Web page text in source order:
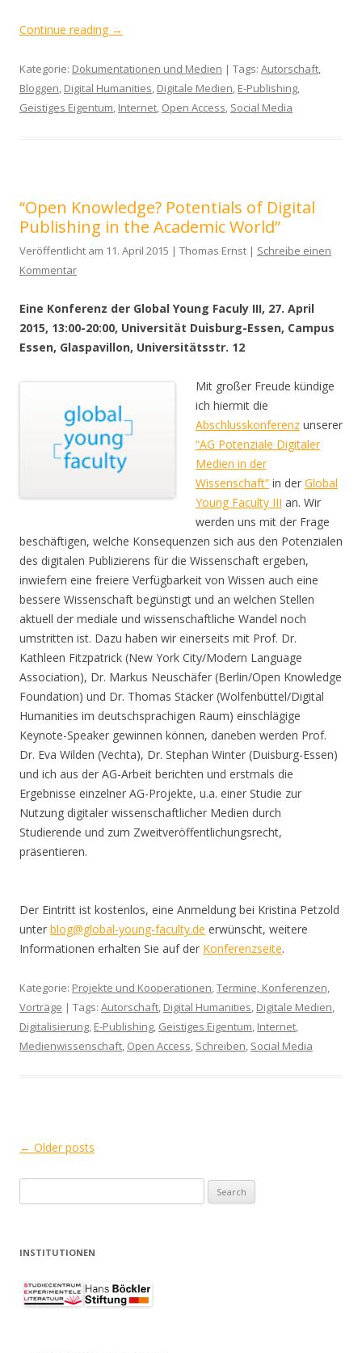
Continue reading →
Kategorie: Dokumentationen und Medien | Tags: Autorschaft,
Bloggen, Digital Humanities, Digitale Medien, E-Publishing,
Geistiges Eigentum, Internet, Open Access, Social Media
“Open Knowledge? Potentials of Digital
Publishing in the Academic World”
Veröffentlicht am 11. April 2015 | Thomas Ernst | Schreibe einen
Kommentar
Eine Konferenz der Global Young Faculy III, 27. April
2015, 13:00-20:00, Universität Duisburg-Essen, Campus
Essen, Glaspavillon, Universitätsstr. 12
Mit großer Freude kündige
ich hiermit die
Abschlusskonferenz unserer
“AG Potenziale Digitaler
Medien in der
Wissenschaft” in der Global
Young Faculty III an. Wir
werden uns mit der Frage
beschäftigen, welche Konsequenzen sich aus den Potenzialen
des digitalen Publizierens für die Wissenschaft ergeben,
inwiefern eine freiere Verfügbarkeit von Wissen auch eine
bessere Wissenschaft begünstigt und an welchen Stellen
aktuell der mediale und wissenschaftliche Wandel noch
umstritten ist. Dazu haben wir einerseits mit Prof. Dr.
Kathleen Fitzpatrick (New York City/Modern Language
Association), Dr. Markus Neuschäfer (Berlin/Open Knowledge
Foundation) und Dr. Thomas Stäcker (Wolfenbüttel/Digital
Humanities im deutschsprachigen Raum) einschlägige
Keynote-Speaker gewinnen können, daneben werden Prof.
Dr. Eva Wilden (Vechta), Dr. Stephan Winter (Duisburg-Essen)
und ich aus der AG-Arbeit berichten und erstmals die
Ergebnisse einzelner AG-Projekte, u.a. einer Studie zur
Nutzung digitaler wissenschaftlicher Medien durch
Studierende und zum Zweitveröffentlichungsrecht,
präsentieren.
Der Eintritt ist kostenlos, eine Anmeldung bei Kristina Petzold
unter blog@global-young-faculty.de erwünscht, weitere
Informationen erhalten Sie auf der Konferenzseite.
Kategorie: Projekte und Kooperationen,Termine, Konferenzen,
Vorträge | Tags: Autorschaft, Digital Humanities, Digitale Medien,
Digitalisierung, E-Publishing, Geistiges Eigentum, Internet,
Medienwissenschaft, Open Access, Schreiben, Social Media
Post
← Older posts
for:
INSTITUTIONEN